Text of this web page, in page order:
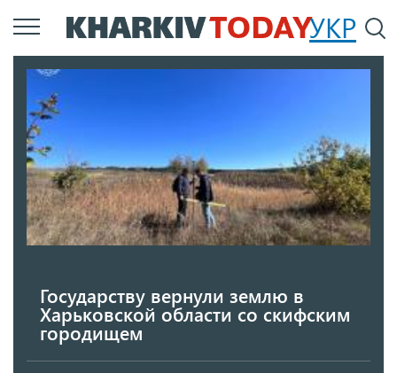
Перейти
к
УКР
Государству вернули землю в
Харьковской области со скифским
городищем